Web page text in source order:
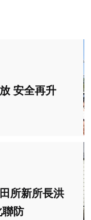
安全再升
所新所長洪
聯防